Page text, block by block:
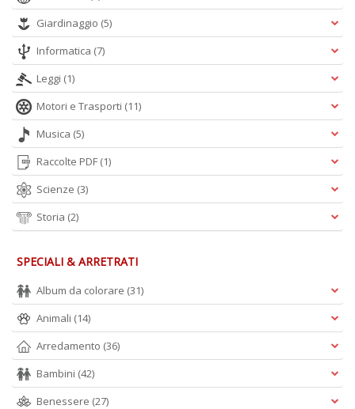
Giardinaggio (5)
Informatica (7)
Leggi (1)
Motori e Trasporti (11)
Musica (5)
Raccolte PDF (1)
Scienze (3)
Storia (2)
SPECIALI & ARRETRATI
Album da colorare (31)
Animali (14)
Arredamento (36)
Bambini (42)
Benessere (27)